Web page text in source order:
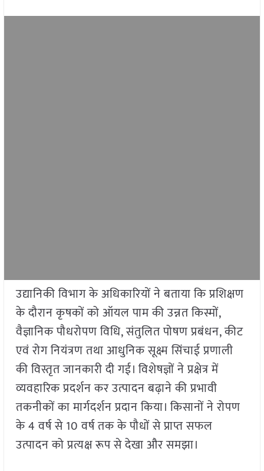
उद्यानिकी विभाग के अधिकारियों ने बताया कि प्रशिक्षण
के दौरान कृषकों को ऑयल पाम की उन्नत किस्मों,
वैज्ञानिक पौधरोपण विधि, संतुलित पोषण प्रबंधन, कीट
एवं रोग नियंत्रण तथा आधुनिक सूक्ष्म सिंचाई प्रणाली
की विस्तृत जानकारी दी गई। विशेषज्ञों ने प्रक्षेत्र में
व्यवहारिक प्रदर्शन कर उत्पादन बढ़ाने की प्रभावी
तकनीकों का मार्गदर्शन प्रदान किया। किसानों ने रोपण
के 4 वर्ष से 10 वर्ष तक के पौधों से प्राप्त सफल
उत्पादन को प्रत्यक्ष रूप से देखा और समझा।